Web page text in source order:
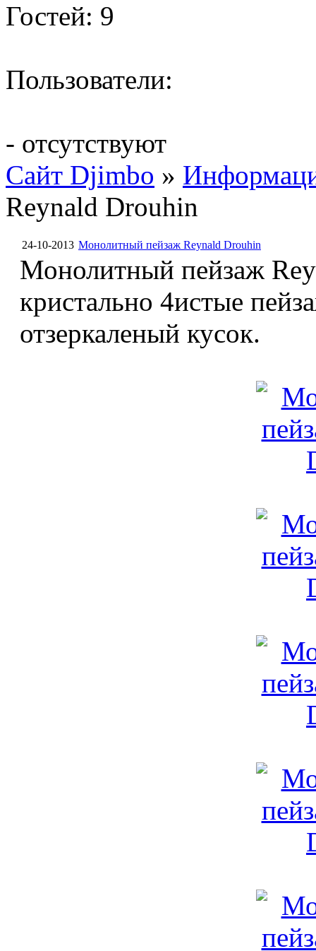
Гостей: 9
Пользователи:
- отсутствуют
Сайт Djimbo »
Reynald Drouhin
24-10-2013 Монолитный пейзаж Reynald Drouhin
Монолитный пейзаж
кристально 4истые
отзеркаленый кусок.